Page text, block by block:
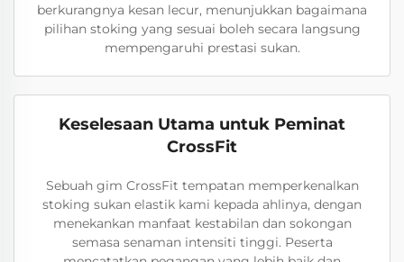
berkurangnya kesan lecur, menunjukkan bagaimana
pilihan stoking yang sesuai boleh secara langsung
mempengaruhi prestasi sukan.
Keselesaan Utama untuk Peminat
CrossFit
Sebuah gim CrossFit tempatan memperkenalkan
stoking sukan elastik kami kepada ahlinya, dengan
menekankan manfaat kestabilan dan sokongan
semasa senaman intensiti tinggi. Peserta